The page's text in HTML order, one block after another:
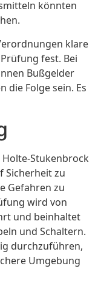
könnten
klare
fest. Bei
Bußgelder
die Folge sein. Es
Holte-Stukenbrock
Sicherheit zu
Gefahren zu
wird von
und beinhaltet
und Schaltern.
durchzuführen,
Umgebung